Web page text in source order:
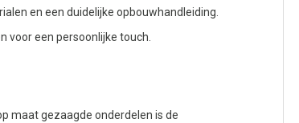
en een duidelijke opbouwhandleiding.
voor een persoonlijke touch.
maat gezaagde onderdelen is de